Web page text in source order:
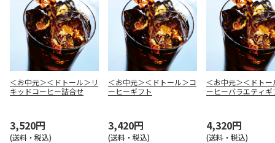
＜お中元＞＜ドトール＞リ
キッドコーヒー詰合せ
3,520円
(送料・税込)
＜お中元＞＜ドトール＞コ
ーヒーギフト
3,420円
(送料・税込)
＜お中元＞＜ドトー
ーヒーバラエティギ
4,320円
(送料・税込)